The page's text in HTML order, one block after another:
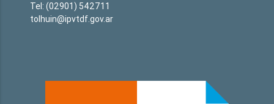
Tel: (02901) 542711
tolhuin@ipvtdf.gov.ar